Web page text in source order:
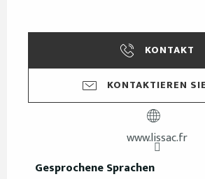
KONTAKT
KONTAKTIEREN
www.lissac.fr
Gesprochene Sprachen
Gesprochene Sprachen